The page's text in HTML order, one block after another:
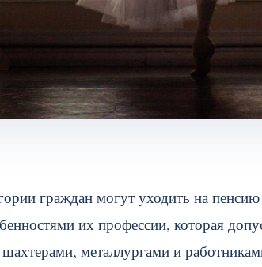
граждан могут уходить на
их профессии, которая
металлургами и